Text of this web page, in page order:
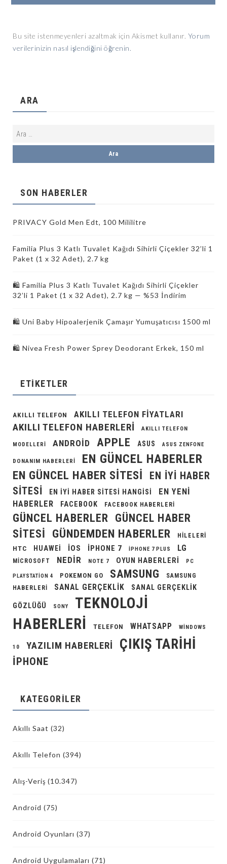
Bu site istenmeyenleri azaltmak için Akismet kullanır. Yorum
verilerinizin nasıl işlendiğini öğrenin.
ARA
SON HABERLER
PRIVACY Gold Men Edt, 100 Mililitre
Familia Plus 3 Katlı Tuvalet Kağıdı Sihirli Çiçekler 32’li 1
Paket (1 x 32 Adet), 2.7 kg
🛍️ Familia Plus 3 Katlı Tuvalet Kağıdı Sihirli Çiçekler
32’li 1 Paket (1 x 32 Adet), 2.7 kg — %53 İndirim
🛍️ Uni Baby Hipoalerjenik Çamaşır Yumuşatıcısı 1500 ml
🛍️ Nivea Fresh Power Sprey Deodorant Erkek, 150 ml
ETIKETLER
AKILLI TELEFON AKILLI TELEFON FIYATLARI
AKILLI TELEFON HABERLERI AKILLI TELEFON
MODELLERI ANDROID APPLE ASUS ASUS ZENFONE
DONANIM HABERLERI EN GÜNCEL HABERLER
EN GÜNCEL HABER SITESI
EN IYI HABER
SITESI
EN IYI HABER SITESI HANGISI
EN YENI
HABERLER
FACEBOOK FACEBOOK HABERLERI
GÜNCEL HABERLER
GÜNCEL HABER
SITESI
GÜNDEMDEN HABERLER
HILELERI
HTC
HUAWEI IOS IPHONE 7 IPHONE 7 PLUS LG
MICROSOFT NEDIR NOTE 7 OYUN HABERLERI PC
PLAYSTATION 4 POKEMON GO SAMSUNG
SAMSUNG
HABERLERI
SANAL GERÇEKLIK SANAL GERÇEKLIK
GÖZLÜĞÜ SONY
TEKNOLOJI
HABERLERI
TELEFON WHATSAPP WINDOWS
10 YAZILIM HABERLERI ÇIKIŞ TARIHI
İPHONE
KATEGORILER
Akıllı Saat (32)
Akıllı Telefon (394)
Alış-Veriş (10.347)
Android (75)
Android Oyunları (37)
Android Uygulamaları (71)